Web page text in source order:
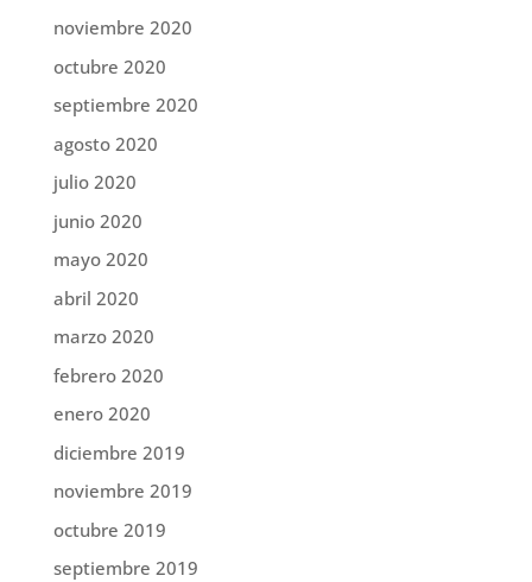
noviembre 2020
octubre 2020
septiembre 2020
agosto 2020
julio 2020
junio 2020
mayo 2020
abril 2020
marzo 2020
febrero 2020
enero 2020
diciembre 2019
noviembre 2019
octubre 2019
septiembre 2019